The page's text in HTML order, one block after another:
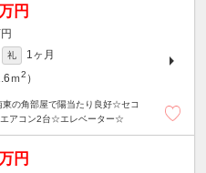
円
礼
1ヶ月
ｍ2 ）
の角部屋で陽当たり良好☆セコ
アコン2台☆エレベーター☆
円